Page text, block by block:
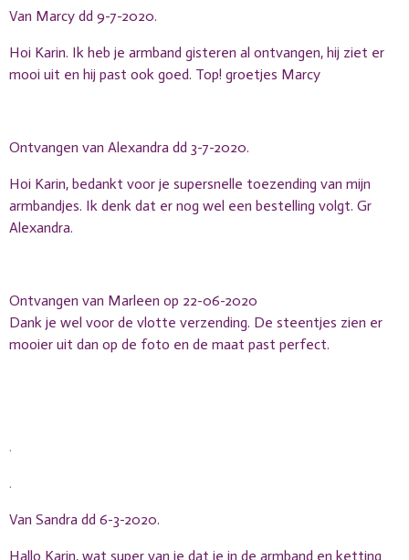
Van Marcy dd 9-7-2020.
Hoi Karin. Ik heb je armband gisteren al ontvangen, hij ziet er
mooi uit en hij past ook goed. Top! groetjes Marcy
Ontvangen van Alexandra dd 3-7-2020.
Hoi Karin, bedankt voor je supersnelle toezending van mijn
armbandjes. Ik denk dat er nog wel een bestelling volgt. Gr
Alexandra.
Ontvangen van Marleen op 22-06-2020
Dank je wel voor de vlotte verzending. De steentjes zien er
mooier uit dan op de foto en de maat past perfect.
.
.
Van Sandra dd 6-3-2020.
Hallo Karin, wat super van je dat je in de armband en ketting